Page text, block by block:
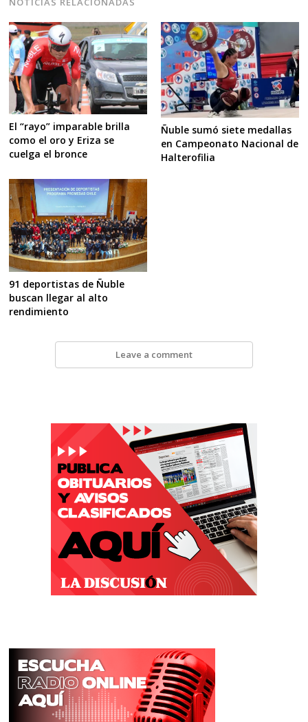
El “rayo” imparable brilla
como el oro y Eriza se
cuelga el bronce
Ñuble sumó siete medallas
en Campeonato Nacional de
Halterofilia
91 deportistas de Ñuble
buscan llegar al alto
rendimiento
Leave a comment